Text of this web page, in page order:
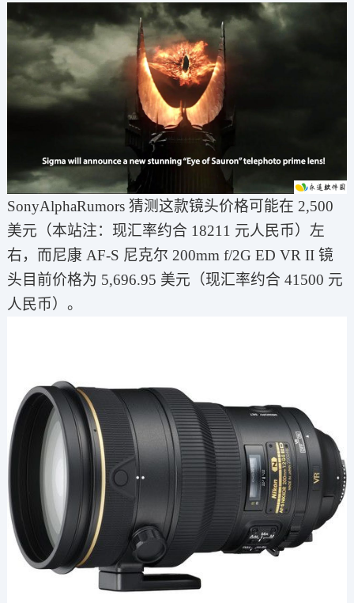
SonyAlphaRumors 猜测这款镜头价格可能在 2,500
美元（本站注：现汇率约合 18211 元人民币）左
右，而尼康 AF-S 尼克尔 200mm f/2G ED VR II 镜
头目前价格为 5,696.95 美元（现汇率约合 41500 元
人民币）。